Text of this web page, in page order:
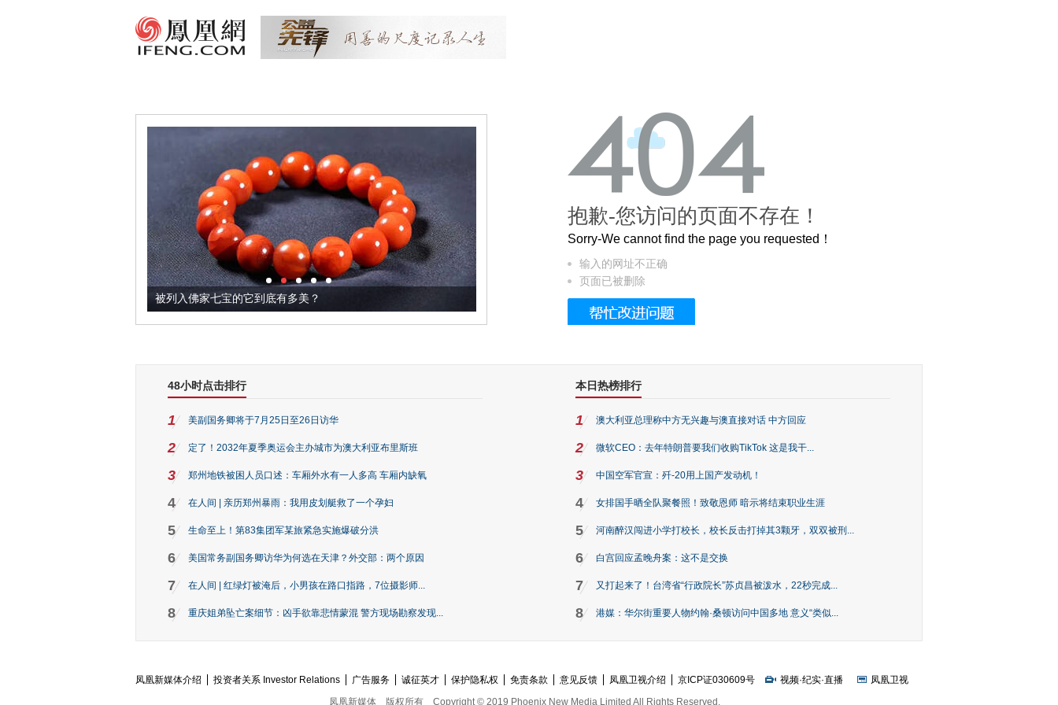
被列入佛家七宝的它到底有多美？ 这个3.2米的长卷，还原了600岁的紫禁城
抱歉-您访问的页面不存在！
Sorry-We cannot find the page you requested！
输入的网址不正确
页面已被删除
48小时点击排行
1 美副国务卿将于7月25日至26日访华
2 定了！2032年夏季奥运会主办城市为澳大利亚布里斯班
3 郑州地铁被困人员口述：车厢外水有一人多高 车厢内缺氧
4 在人间 | 亲历郑州暴雨：我用皮划艇救了一个孕妇
5 生命至上！第83集团军某旅紧急实施爆破分洪
6 美国常务副国务卿访华为何选在天津？外交部：两个原因
7 在人间 | 红绿灯被淹后，小男孩在路口指路，7位摄影师...
8 重庆姐弟坠亡案细节：凶手欲靠悲情蒙混 警方现场勘察发现...
本日热榜排行
1 澳大利亚总理称中方无兴趣与澳直接对话 中方回应
2 微软CEO：去年特朗普要我们收购TikTok 这是我干...
3 中国空军官宣：歼-20用上国产发动机！
4 女排国手晒全队聚餐照！致敬恩师 暗示将结束职业生涯
5 河南醉汉闯进小学打校长，校长反击打掉其3颗牙，双双被刑...
6 白宫回应孟晚舟案：这不是交换
7 又打起来了！台湾省“行政院长”苏贞昌被泼水，22秒完成...
8 港媒：华尔街重要人物约翰·桑顿访问中国多地 意义“类似...
凤凰新媒体介绍 投资者关系 Investor Relations 广告服务 诚征英才 保护隐私权 免责条款 意见反馈 凤凰卫视介绍 京ICP证030609号 视频·纪实·直播
凤凰卫视
凤凰新媒体
版权所有 Copyright © 2019 Phoenix New Media Limited All Rights Reserved.